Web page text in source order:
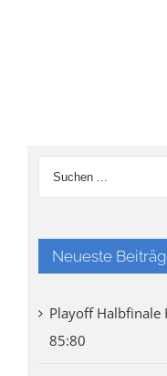
Neueste
Playoff Halbfinale
85:80